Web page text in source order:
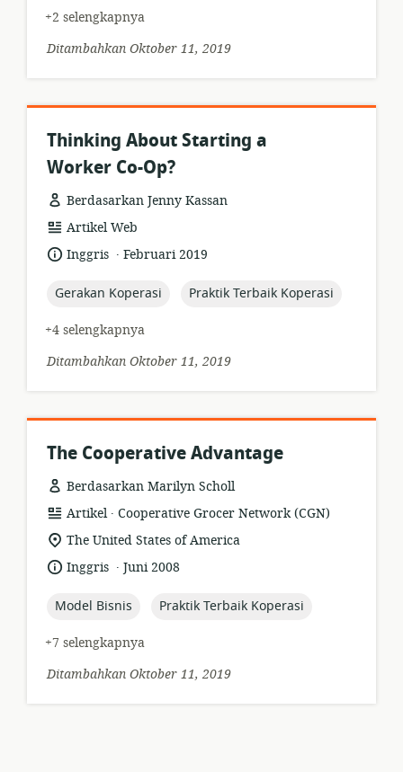
+2 selengkapnya
Ditambahkan Oktober 11, 2019
Thinking About Starting a
Worker Co-Op?
Berdasarkan Jenny Kassan
format
sumber
daya:
Artikel Web
bahasa:
Inggris .
tanggal
Februari 2019
topic:
Gerakan Koperasi topic:
Praktik Terbaik Koperasi
+4 selengkapnya
Ditambahkan Oktober 11, 2019
The Cooperative Advantage
Berdasarkan Marilyn Scholl
format
sumber
daya:
Artikel .
penerbit:
Cooperative Grocer Network (CGN)
lokasi
relevan:
The United States of America
bahasa:
Inggris .
tanggal
Juni 2008
topic:
Model Bisnis topic:
Praktik Terbaik Koperasi
+7 selengkapnya
Ditambahkan Oktober 11, 2019